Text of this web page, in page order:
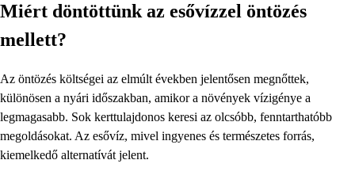
Miért döntöttünk az esővízzel öntözés
mellett?
Az öntözés költségei az elmúlt években jelentősen megnőttek,
különösen a nyári időszakban, amikor a növények vízigénye a
legmagasabb. Sok kerttulajdonos keresi az olcsóbb, fenntarthatóbb
megoldásokat. Az esővíz, mivel ingyenes és természetes forrás,
kiemelkedő alternatívát jelent.